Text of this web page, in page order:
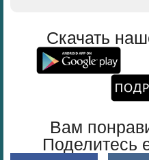
Скачать
Вам
Поделитесь